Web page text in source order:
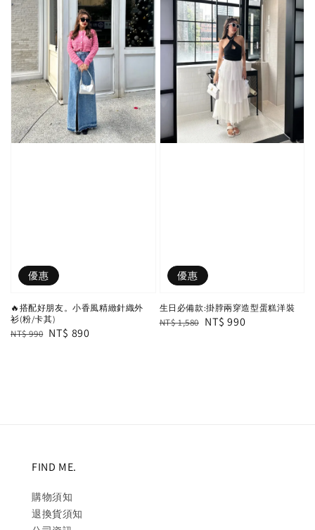
優惠
🔥搭配好朋友。小香風精緻針織外
衫(粉/卡其)
Regular
NT$ 990 Sale
NT$ 890
優惠
生日必備款:掛脖兩穿造型蛋糕洋裝
Regular
NT$ 1,580 Sale
NT$ 990
FIND ME.
購物須知
退換貨須知